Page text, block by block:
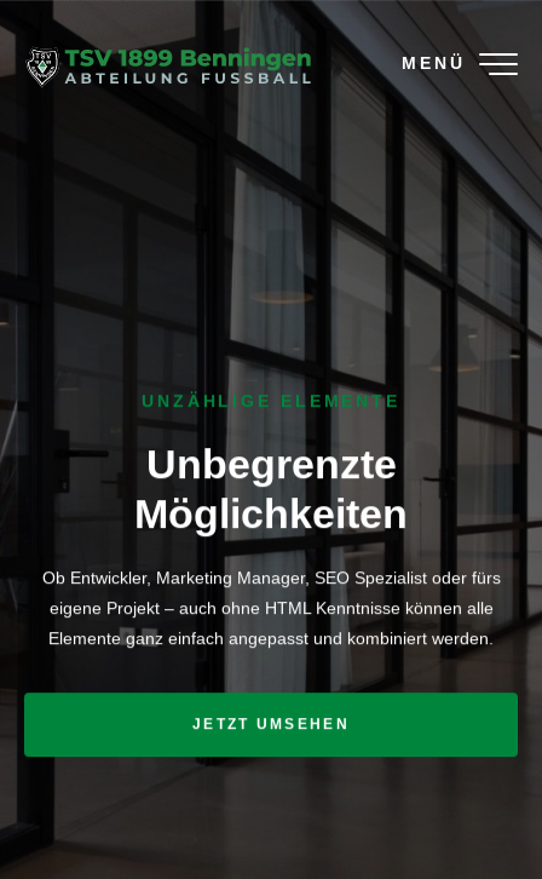
MENÜ
UNZÄHLIGE ELEMENTE
Unbegrenzte
Möglichkeiten
Ob Entwickler, Marketing Manager, SEO Spezialist oder fürs
eigene Projekt – auch ohne HTML Kenntnisse können alle
Elemente ganz einfach angepasst und kombiniert werden.
JETZT UMSEHEN